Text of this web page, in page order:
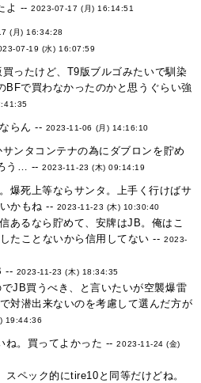
よ --2023-07-17 (月) 16:14:51
(月) 16:34:28
07-19 (水) 16:07:59
ったけど、T9版ブルゴみたいで馴染
BFで買わなかったのかと思うぐらい強
らん -- 2023-11-06 (月) 14:16:10
ンタコンテナの為にダブロンを貯め
ろう… --2023-11-23 (木) 09:14:19
爆死上等ならサンタ。上手く行けばサ
かもね -- 2023-11-23 (木) 10:30:40
あるなら貯めて、安牌はJB。俺はこ
たことないから信用してない --2023-
-- 2023-11-23 (木) 18:34:35
JB買うべき、と言いたいが空襲爆雷
対潜出来ないのを考慮して選んだ方が
19:44:36
ね。買ってよかった --2023-11-24 (金)
ペック的にtire10と同等だけどね。